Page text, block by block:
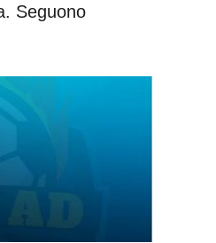
Seguono